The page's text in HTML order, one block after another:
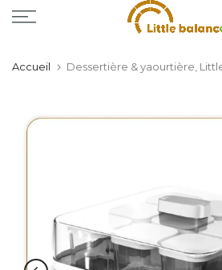
Accueil Dessertière & yaourtière,
Lecture
Lecture